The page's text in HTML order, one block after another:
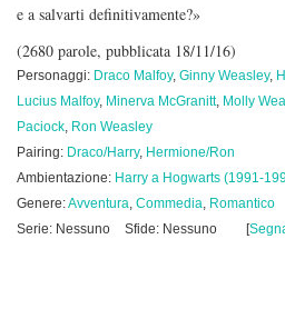
e a salvarti definitivamente?»
(2680 parole, pubblicata 18/11/16)
Personaggi: Draco Malfoy, Ginny Weasley,
Lucius Malfoy, Minerva McGranitt, Molly
Paciock, Ron Weasley
Pairing: Draco/Harry, Hermione/Ron
Ambientazione: Harry a Hogwarts (1991-
Genere:Avventura, Commedia, Romantico
Serie: Nessuno
Sfide: Nessuno [